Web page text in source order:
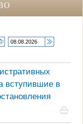
вступившие в